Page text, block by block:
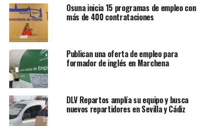
Osuna inicia 15 programas de empleo con
más de 400 contrataciones
Publican una oferta de empleo para
formador de inglés en Marchena
DLV Repartos amplía su equipo y busca
nuevos repartidores en Sevilla y Cádiz